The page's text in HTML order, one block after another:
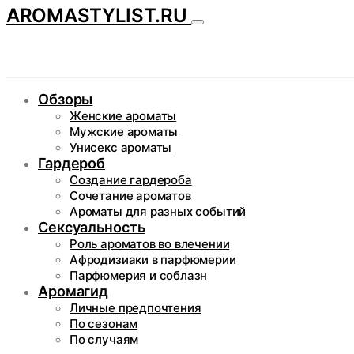
AROMASTYLIST.RU
Обзоры
Женские ароматы
Мужские ароматы
Унисекс ароматы
Гардероб
Создание гардероба
Сочетание ароматов
Ароматы для разных событий
Сексуальность
Роль ароматов во влечении
Афродизиаки в парфюмерии
Парфюмерия и соблазн
Аромагид
Личные предпочтения
По сезонам
По случаям